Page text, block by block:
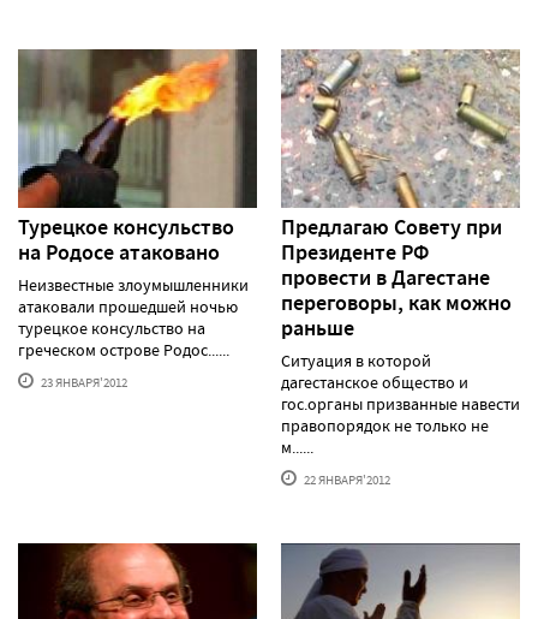
Турецкое консульство
на Родосе атаковано
Неизвестные злоумышленники
атаковали прошедшей ночью
турецкое консульство на
греческом острове Родос......
23 ЯНВАРЯ'2012
Предлагаю Совету при
Президенте РФ
провести в Дагестане
переговоры, как можно
раньше
Ситуация в которой
дагестанское общество и
гос.органы призванные навести
правопорядок не только не
м......
22 ЯНВАРЯ'2012